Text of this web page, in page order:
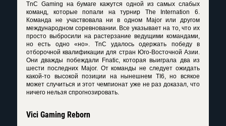
TnC Gaming на бумаге кажутся одной из самых слабых
команд, которые попали на турнир The Internation 6.
Команда не участвовала ни в одном Major или другом
международном соревновании. Все указывает на то, что их
просто выбросили на растерзание ведущими командами,
но есть одно «но». TnC удалось одержать победу в
отборочной квалификации для стран Юго-Восточной Азии.
Они дважды побеждали Fnatic, которая выиграла два из
шести последних Major. От команды не следует ожидать
какой-то высокой позиции на нынешнем TI6, но всякое
может случиться и этот чемпионат уже не раз доказал, что
ничего нельзя спрогнозировать.
Vici Gaming Reborn